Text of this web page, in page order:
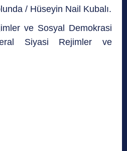
/ Hüseyin Nail Kubalı.
ve Sosyal Demokrasi
Siyasi Rejimler ve